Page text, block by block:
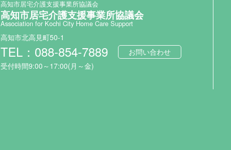
高知市居宅介護支援事業所協議会
高知市居宅介護支援事業所協議会
Association for Kochi City Home Care Support
高知市北高見町50-1
TEL：088-854-7889
受付時間9:00～17:00(月～金)
お問い合わせ